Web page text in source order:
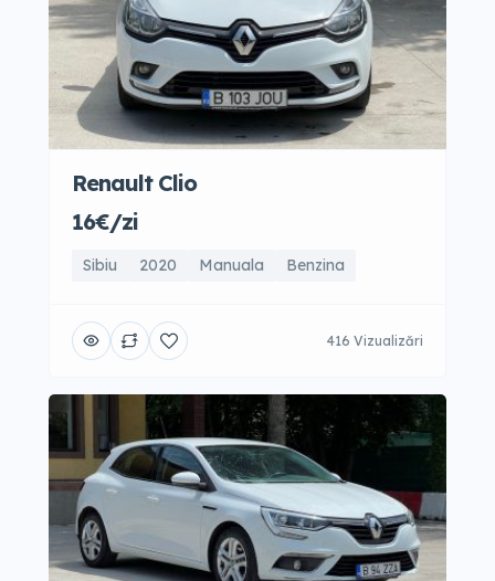
Renault Clio
16€/zi
Sibiu 2020 Manuala Benzina
416 Vizualizări